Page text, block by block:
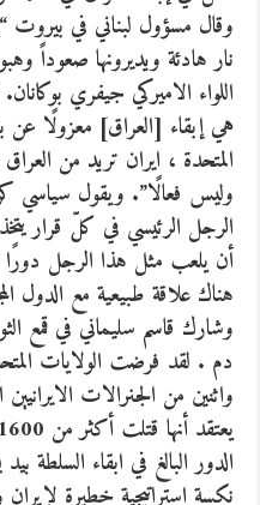
وقال مسؤول لبناني في بيروت
نار هادئة ويديرونها صعوداً
اللواء الاميركي جيفري
هي إبقاء [العراق] معزولًا عن
المتحدة ، ايران تريد من
وليس فعالًا”. ويقول سياسي
الرجل الرئيسي في كلّ قرار
أن يلعب مثل هذا الرجل دورًا
هناك علاقة طبيعية مع الدول
وشارك قاسم سليماني في قمع
دم . لقد فرضت الولايات
واثنين من الجنرالات الايرانيين
الدور البالغ في ابقاء